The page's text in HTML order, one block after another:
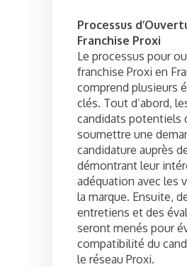
Processus
Franchise Proxi
Le processus pour
franchise Proxi en
comprend plusieurs
clés. Tout d’abord,
candidats potentiels
soumettre une
candidature auprès
démontrant leur
adéquation avec les
la marque. Ensuite,
entretiens et des
seront menés pour
compatibilité du
le réseau Proxi.